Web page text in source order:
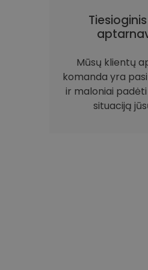
Mūsų klientų
komanda yra
ir maloniai
situaciją